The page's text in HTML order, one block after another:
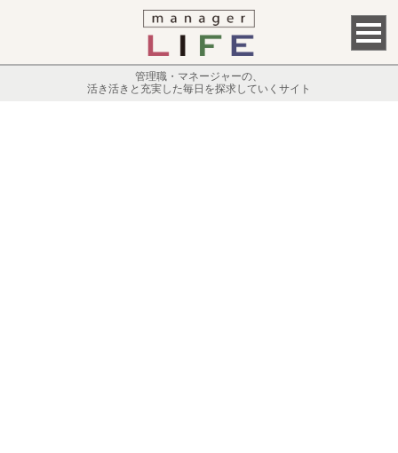
管理職・マネージャーの、
活き活きと充実した毎日を探求していくサイト